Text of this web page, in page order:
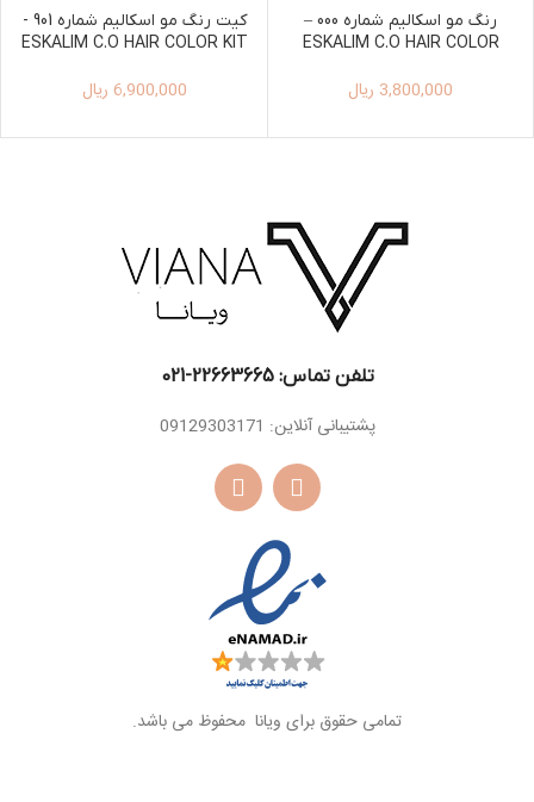
رنگ مو اسکالیم شماره 000 –
ESKALIM C.O HAIR COLOR
3,800,000 ریال
کیت رنگ مو اسکالیم شماره 901 -
ESKALIM C.O HAIR COLOR KIT
6,900,000 ریال
تلفن تماس: 22663665-021​
پشتیبانی آنلاین: 09129303171
تمامی حقوق برای ویانا محفوظ می باشد.